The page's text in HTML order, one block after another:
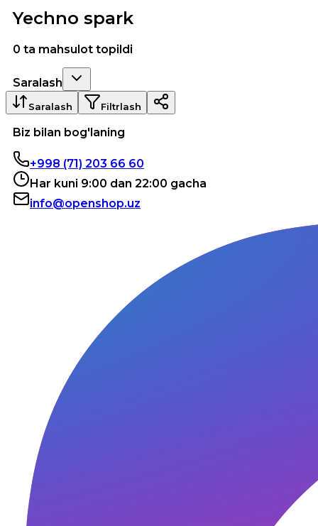
Yechno spark
0 ta mahsulot topildi
Saralash
Saralash Filtrlash
Biz bilan bog'laning
+998 (71) 203 66 60
Har kuni 9:00 dan 22:00 gacha
info@openshop.uz